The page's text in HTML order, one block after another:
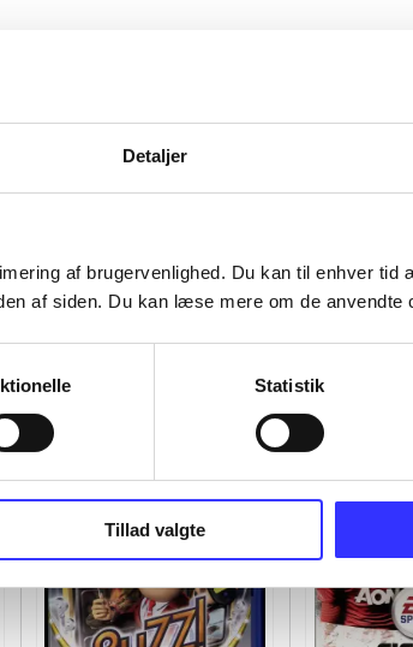
Detaljer
af brugervenlighed. Du kan til enhver
af siden. Du kan læse mere om de anvendte
Statistik
Tillad valgte